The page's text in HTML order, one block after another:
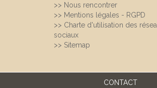
>> Nous rencontrer
>> Mentions légales - RGPD
>> Charte d'utilisation des
sociaux
>> Sitemap
CONTACT